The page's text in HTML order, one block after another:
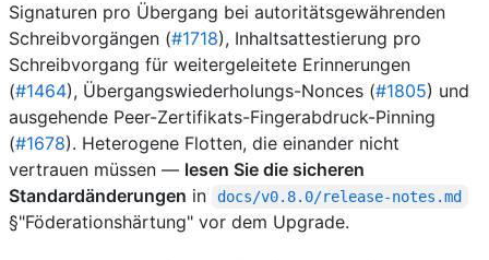
Signaturen pro Übergang bei autoritätsgewährenden
Schreibvorgängen (#1718), Inhaltsattestierung pro
Schreibvorgang für weitergeleitete Erinnerungen
(#1464), Übergangswiederholungs-Nonces (#1805) und
ausgehende Peer-Zertifikats-Fingerabdruck-Pinning
(#1678). Heterogene Flotten, die einander nicht
vertrauen müssen — lesen Sie die sicheren
Standardänderungen in docs/v0.8.0/release-notes.md
§"Föderationshärtung" vor dem Upgrade.